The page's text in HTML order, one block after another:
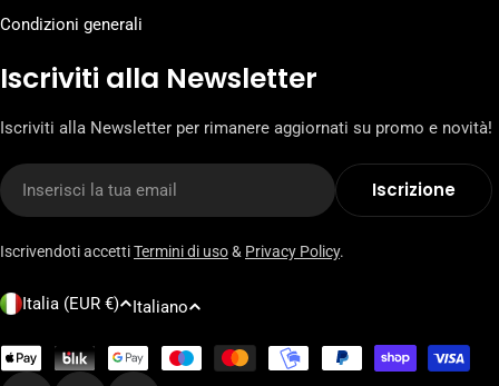
Condizioni generali
Iscriviti alla Newsletter
Iscriviti alla Newsletter per rimanere aggiornati su promo e novità!
E-
mail
Iscrizione
Iscrivendoti accettiTermini di uso& Privacy Policy.
P
e
Italia (EUR €)
L
n
Italiano
Metodi